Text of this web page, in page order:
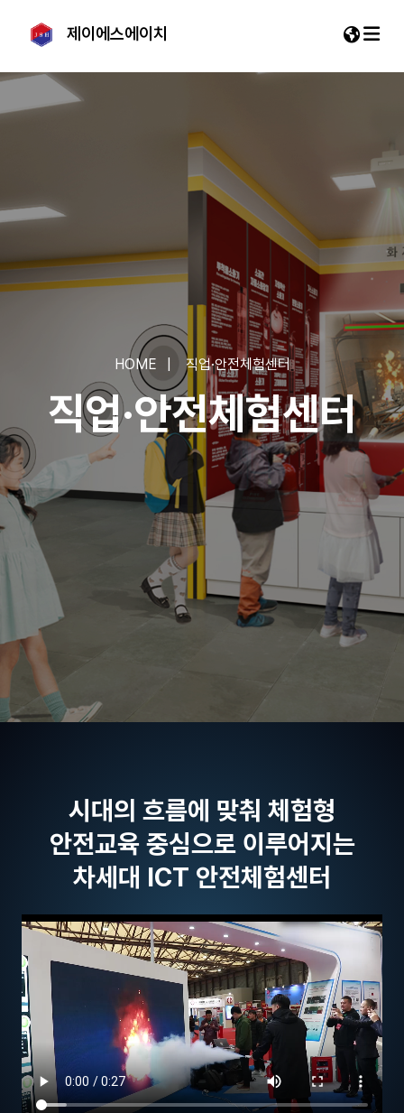
제이에스에이치 ENVN
HOME 직업·안전체험센터
직업·안전체험센터
시대의 흐름에 맞춰 체험형
안전교육 중심으로 이루어지는
차세대 ICT 안전체험센터